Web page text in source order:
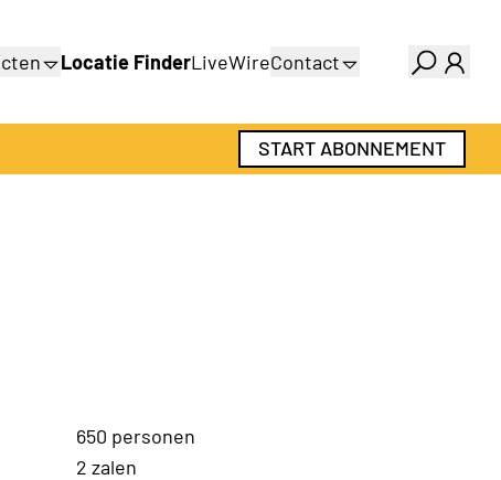
Locatie FinderLiveWireContact
Adverteren
Abonnementen
START ABONNEMENT
650 personen
2 zalen